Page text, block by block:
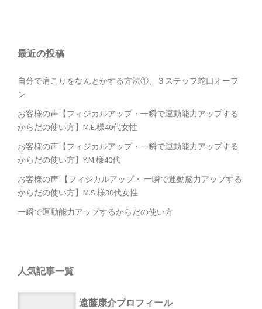
最近の投稿
自分で肩こりをなんとかする方法①、３ステップ蛇口オープ
ン
お客様の声【フィジカルアップ・一瞬で運動能力アップする
からだの使い方】M.E.様40代女性
お客様の声【フィジカルアップ・一瞬で運動能力アップする
からだの使い方】Y.M.様40代
お客様の声 【フィジカルアップ・ 一瞬で運動脳力アップする
からだの使い方】M.S.様30代女性
一瞬で運動能力アップするからだの使い方
人気記事一覧
遠藤康介プロフィール